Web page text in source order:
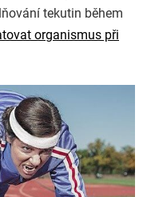
tekutin během
organismus při